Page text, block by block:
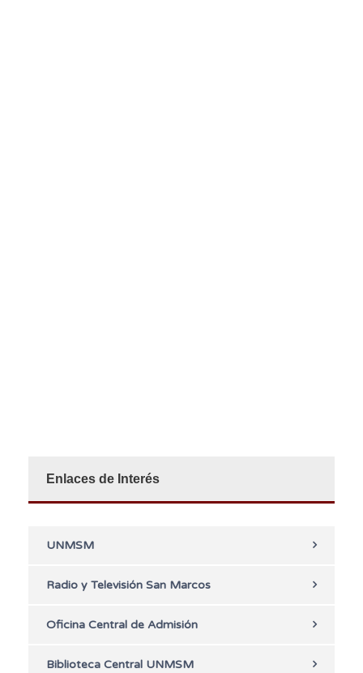
Enlaces de Interés
UNMSM
Radio y Televisión San Marcos
Oficina Central de Admisión
Biblioteca Central UNMSM